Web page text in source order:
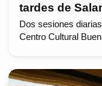
tardes de
Dos sesiones
Centro Cultural